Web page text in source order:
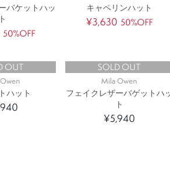
バケットハッ
ト
50%OFF
キャペリンハット
¥3,630 50%OFF
OUT
ハット
SOLD OUT
Mila Owen
フェイクレザーバゲットハ
ト
¥5,940